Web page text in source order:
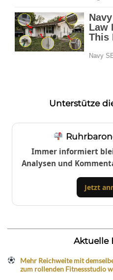
Unterstütze
Immer informiert
Analysen und
Jetzt
Aktuelle
Mehr Reichweite mit
zum rollenden Fitnessstudio